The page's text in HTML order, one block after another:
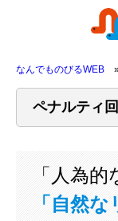
なんでものびるWEB
ペナルティ
「人為
「自然